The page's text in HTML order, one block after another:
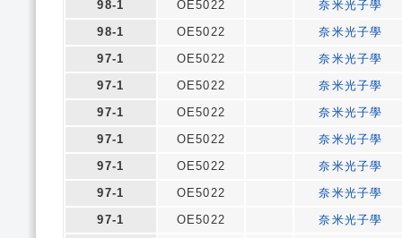
98-1
OE5022
奈米光子學
98-1
OE5022
奈米光子學
97-1
OE5022
奈米光子學
97-1
OE5022
奈米光子學
97-1
OE5022
奈米光子學
97-1
OE5022
奈米光子學
97-1
OE5022
奈米光子學
97-1
OE5022
奈米光子學
97-1
OE5022
奈米光子學